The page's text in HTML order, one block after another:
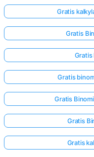
Gratis
Gratis
Gratis
Gratis
Gratis
Gratis
Gratis